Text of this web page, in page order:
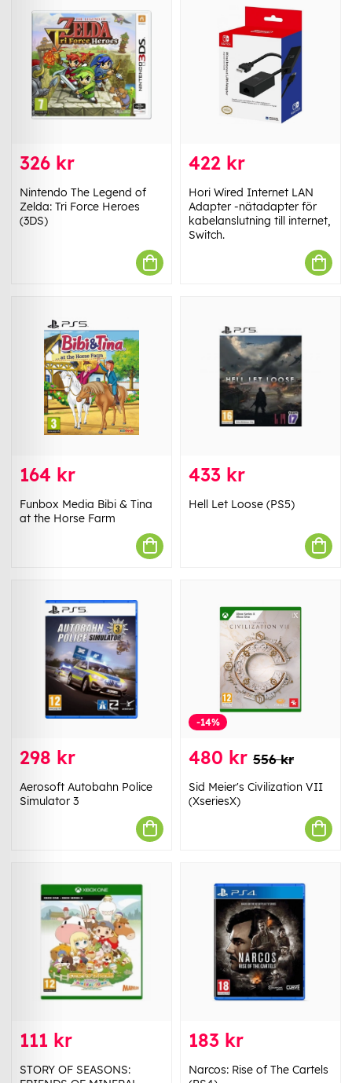
326 kr
Nintendo The Legend of
Zelda: Tri Force Heroes
(3DS)
422 kr
Hori Wired Internet LAN
Adapter -nätadapter för
kabelanslutning till internet,
Switch.
164 kr
Funbox Media Bibi & Tina
at the Horse Farm
433 kr
Hell Let Loose (PS5)
298 kr
Aerosoft Autobahn Police
Simulator 3
-14%
480 kr 556 kr
Sid Meier's Civilization VII
(XseriesX)
111 kr
STORY OF SEASONS:
183 kr
Narcos: Rise of The Cartels